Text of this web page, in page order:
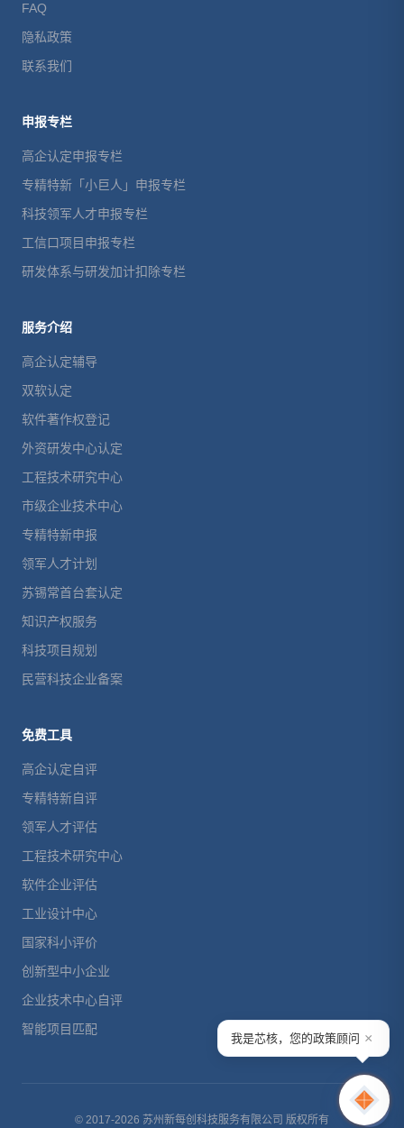
FAQ
隐私政策
联系我们
申报专栏
高企认定申报专栏
专精特新「小巨人」申报专栏
科技领军人才申报专栏
工信口项目申报专栏
研发体系与研发加计扣除专栏
服务介绍
高企认定辅导
双软认定
软件著作权登记
外资研发中心认定
工程技术研究中心
市级企业技术中心
专精特新申报
领军人才计划
苏锡常首台套认定
知识产权服务
科技项目规划
民营科技企业备案
免费工具
高企认定自评
专精特新自评
领军人才评估
工程技术研究中心
软件企业评估
工业设计中心
国家科小评价
创新型中小企业
企业技术中心自评
智能项目匹配
© 2017-2026 苏州新每创科技服务有限公司 版权所有
我是芯核，您的政策顾问 ×